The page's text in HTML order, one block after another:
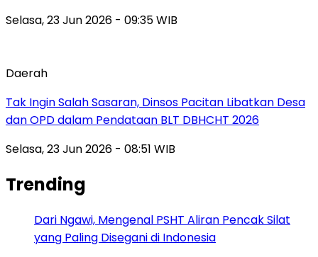
Selasa, 23 Jun 2026 - 09:35 WIB
Daerah
Tak Ingin Salah Sasaran, Dinsos Pacitan Libatkan Desa
dan OPD dalam Pendataan BLT DBHCHT 2026
Selasa, 23 Jun 2026 - 08:51 WIB
Trending
Dari Ngawi, Mengenal PSHT Aliran Pencak Silat
yang Paling Disegani di Indonesia